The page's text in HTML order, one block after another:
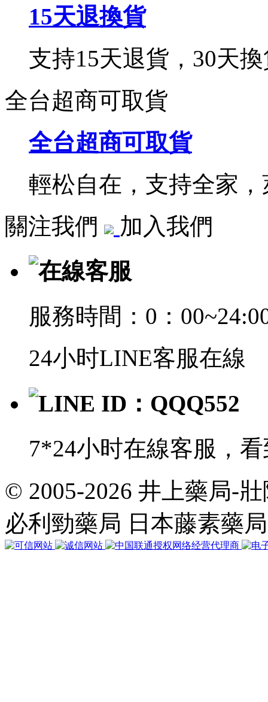
15天退換貨
支持15天退貨，30天
全台超商可取貨
全台超商可取貨
輕松自在，支持全家
關注我們
加入我們
在線客服
服務時間：0：
24小时LINE客服在線
LINE ID：QQQ552
7*24小时在線客服，
共
行
36
個
查
© 2005-2026 井上藥局-
必利勁藥局 日本藤素藥